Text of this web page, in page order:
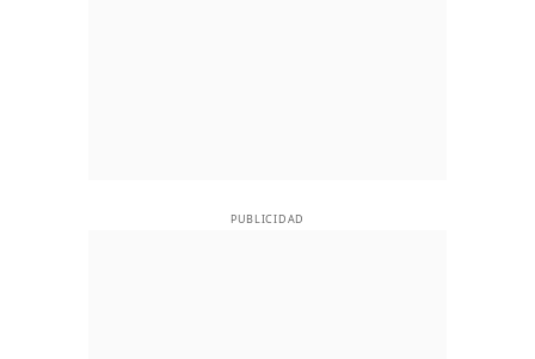
PUBLICIDAD